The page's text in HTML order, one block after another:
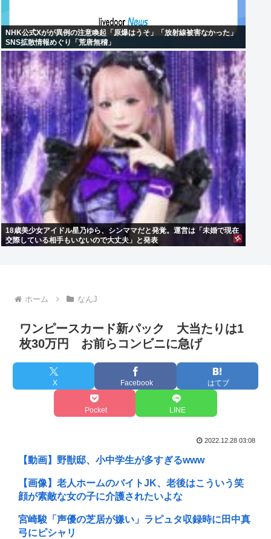
NHK公式Xがが異例の注意喚起「原爆はうそ」「放射線被害なかった」
SNS拡散情報めぐり「荒唐無稽」
18歳美少女アイドル星乃ゆら、シンママだと発覚。運営は「未婚で現在
交際している相手もいないので大丈夫」と発表
ホーム なんJ
ワンピースカード新パック 大当たりは1
枚30万円 お前らコンビニに急げ
X Facebook はてブ
Pocket LINE
2022.12.28 03:08
【動画】野獣邸、小中学生が多すぎるwww
【画像】老人ホームのバイトJK、老後はこういう笑
顔が素敵な女の子に介護されたいよな
宮崎駿「声優の芝居が嫌い」ラピュタ収録時に田中真
弓にピシャリ